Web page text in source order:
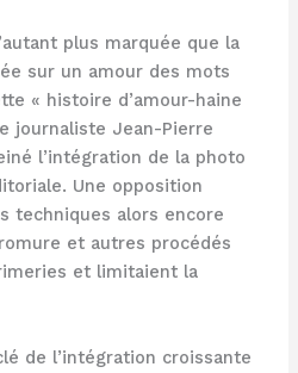
plus marquée que la
sur un amour des mots
« histoire d’amour-haine
journaliste Jean-Pierre
l’intégration de la photo
Une opposition
techniques alors encore
et autres procédés
et limitaient la
de l’intégration croissante